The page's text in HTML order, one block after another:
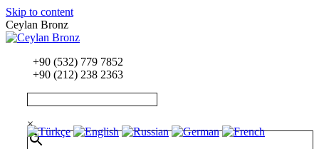
Skip to content
Ceylan Bronz
+90 (532) 779 7852
+90 (212) 238 2363
×